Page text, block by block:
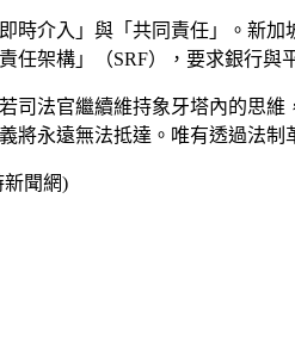
時介入」與「共同責任」。新
任架構」（SRF），要求銀行
司法官繼續維持象牙塔內的思
將永遠無法抵達。唯有透過法
新聞網)